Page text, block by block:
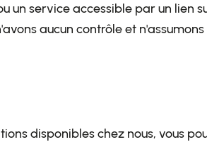
service accessible par un lien
aucun contrôle et
disponibles chez nous, vous